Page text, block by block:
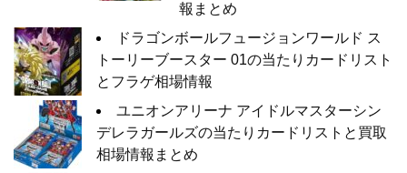
報まとめ
ドラゴンボールフュージョンワールド ス
トーリーブースター 01の当たりカードリスト
とフラゲ相場情報
ユニオンアリーナ アイドルマスターシン
デレラガールズの当たりカードリストと買取
相場情報まとめ